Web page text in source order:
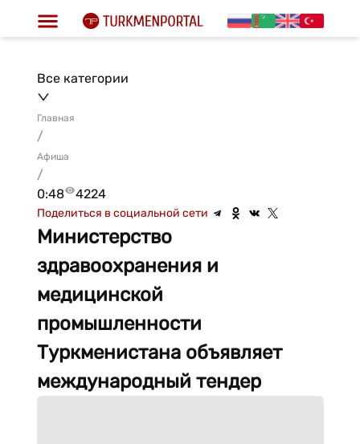
Все категории
Главная
/
Афиша
/
0:48
4224
Поделиться в социальной сети
Министерство
здравоохранения и
медицинской
промышленности
Туркменистана объявляет
международный тендер